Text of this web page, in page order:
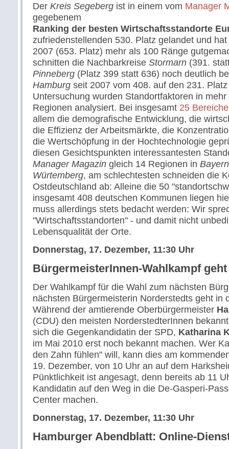
Der Kreis Segeberg ist in einem vom Manager
gegebenem
Ranking der besten Wirtschaftsstandorte
zufriedenstellenden 530. Platz gelandet und
2007 (653. Platz) mehr als 100 Ränge
schnitten die Nachbarkreise Stormarn (391.
Pinneberg (Platz 399 statt 636) noch deutlich
Hamburg seit 2007 vom 408. auf den 231.
Untersuchung wurden Standortfaktoren in
Regionen analysiert. Bei insgesamt 25
allem die demografische Entwicklung, die
die Effizienz der Arbeitsmärkte, die
die Wertschöpfung in der Hochtechnologie
diesen Gesichtspunkten interessantesten
Manager Magazin gleich 14 Regionen in Bayern
Würtemberg, am schlechtesten schneiden die
Ostdeutschland ab: Alleine die 50
insgesamt 408 deutschen Kommunen liegen
muss allerdings stets bedacht werden: Wir
"Wirtschaftsstandorten" - und damit nicht
Lebensqualität der Orte.
Donnerstag, 17. Dezember, 11:30 Uhr
BürgermeisterInnen-Wahlkampf
Der Wahlkampf für die Wahl zum nächsten
nächsten Bürgermeisterin Norderstedts geht in
Während der amtierende Oberbürgermeister
(CDU) den meisten NorderstedterInnen
sich die Gegenkandidatin der SPD, Katharina
im Mai 2010 erst noch bekannt machen. Wer
den Zahn fühlen" will, kann dies am
19. Dezember, von 10 Uhr an auf dem
Pünktlichkeit ist angesagt, denn bereits ab 11
Kandidatin auf den Weg in die De-Gasperi-
Center machen.
Donnerstag, 17. Dezember, 11:30 Uhr
Hamburger Abendblatt: Online-